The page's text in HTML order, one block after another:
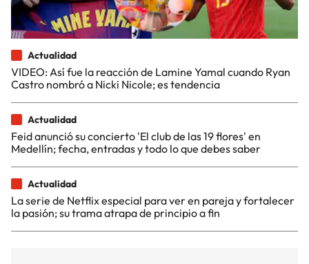
Actualidad
VIDEO: Así fue la reacción de Lamine Yamal cuando Ryan
Castro nombró a Nicki Nicole; es tendencia
Actualidad
Feid anunció su concierto 'El club de las 19 flores' en
Medellín; fecha, entradas y todo lo que debes saber
Actualidad
La serie de Netflix especial para ver en pareja y fortalecer
la pasión; su trama atrapa de principio a fin